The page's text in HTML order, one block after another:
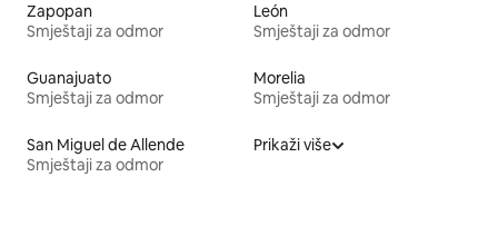
Zapopan
Smještaji za odmor
León
Smještaji za odmor
Guanajuato
Smještaji za odmor
Morelia
Smještaji za odmor
San Miguel de Allende
Smještaji za odmor
Prikaži više